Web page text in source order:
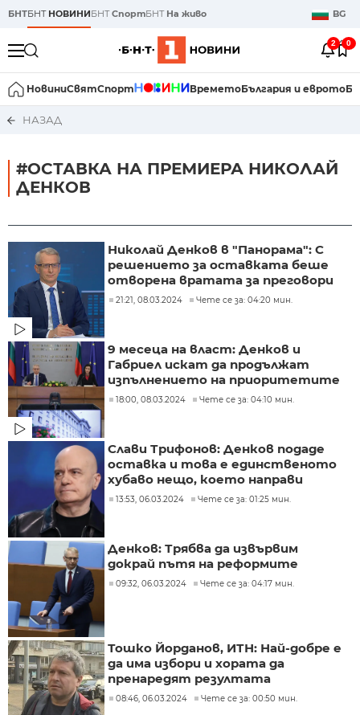
БНТБНТ НОВИНИБНТСпортБНТ На живо BG
2 0
НовиниСвятСпорт ВреметоБългария и еврото
НАЗАД
#ОСТАВКА НА ПРЕМИЕРА НИКОЛАЙ
ДЕНКОВ
Николай Денков в "Панорама": С
решението за оставката беше
отворена вратата за преговори
21:21, 08.03.2024 Чете се за: 04:20 мин.
9 месеца на власт: Денков и
Габриел искат да продължат
изпълнението на приоритетите
18:00, 08.03.2024 Чете се за: 04:10 мин.
Слави Трифонов: Денков подаде
оставка и това е единственото
хубаво нещо, което направи
13:53, 06.03.2024 Чете се за: 01:25 мин.
Денков: Трябва да извървим
докрай пътя на реформите
09:32, 06.03.2024 Чете се за: 04:17 мин.
Тошко Йорданов, ИТН: Най-добре е
да има избори и хората да
пренаредят резултата
08:46, 06.03.2024 Чете се за: 00:50 мин.